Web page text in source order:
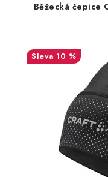
Běžecká čepice
10 %